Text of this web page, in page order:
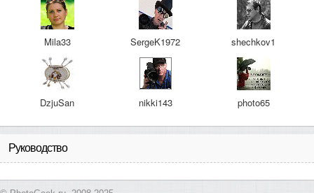
Mila33 SergeK1972 shechkov1
DzjuSan nikki143 photo65
Руководство